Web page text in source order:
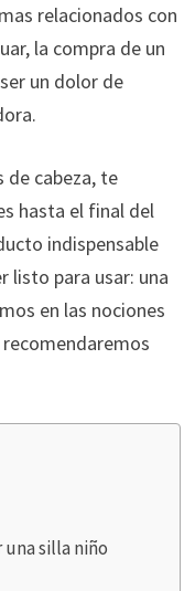
relacionados con
la compra de un
un dolor de
de cabeza, te
hasta el final del
indispensable
listo para usar: una
en las nociones
silla niño